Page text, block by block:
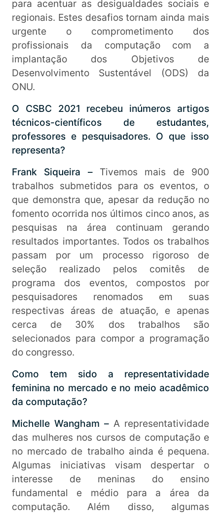
para acentuar as desigualdades sociais e
regionais. Estes desafios tornam ainda mais
urgente o comprometimento dos
profissionais da computação com a
implantação dos Objetivos de
Desenvolvimento Sustentável (ODS) da
ONU.
O CSBC 2021 recebeu inúmeros artigos
técnicos-científicos de estudantes,
professores e pesquisadores. O que isso
representa?
Frank Siqueira – Tivemos mais de 900
trabalhos submetidos para os eventos, o
que demonstra que, apesar da redução no
fomento ocorrida nos últimos cinco anos, as
pesquisas na área continuam gerando
resultados importantes. Todos os trabalhos
passam por um processo rigoroso de
seleção realizado pelos comitês de
programa dos eventos, compostos por
pesquisadores renomados em suas
respectivas áreas de atuação, e apenas
cerca de 30% dos trabalhos são
selecionados para compor a programação
do congresso.
Como tem sido a representatividade
feminina no mercado e no meio acadêmico
da computação?
Michelle Wangham – A representatividade
das mulheres nos cursos de computação e
no mercado de trabalho ainda é pequena.
Algumas iniciativas visam despertar o
interesse de meninas do ensino
fundamental e médio para a área da
computação. Além disso, algumas